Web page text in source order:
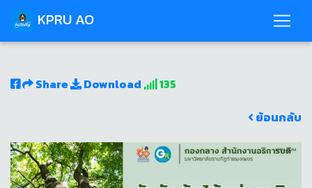
KPRU AO
Share Download
135
ย้อนกลับ